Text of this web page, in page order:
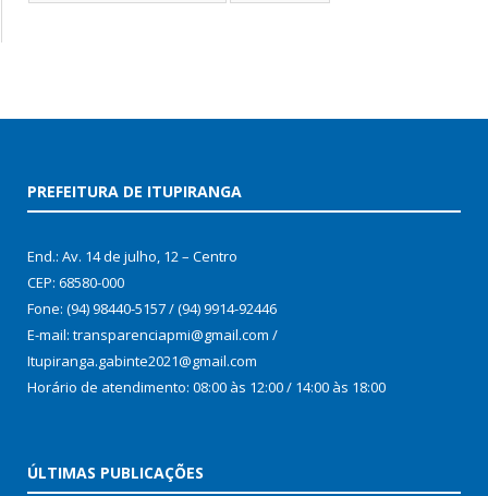
PREFEITURA DE ITUPIRANGA
End.: Av. 14 de julho, 12 – Centro
CEP: 68580-000
Fone: (94) 98440-5157 / (94) 9914-92446
E-mail: transparenciapmi@gmail.com /
Itupiranga.gabinte2021@gmail.com
Horário de atendimento: 08:00 às 12:00 / 14:00 às 18:00
ÚLTIMAS PUBLICAÇÕES